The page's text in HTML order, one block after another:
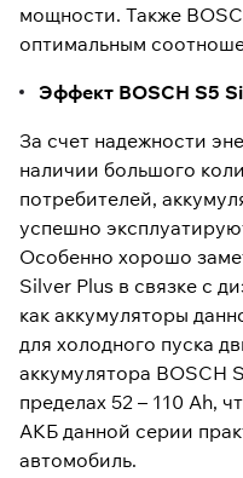
мощности. Также
оптимальным
Эффект BOSCH S5
За счет надежности
наличии большого
потребителей,
успешно
Особенно хорошо
Silver Plus в связке с
как аккумуляторы
для холодного пуска
аккумулятора BOSCH
пределах 52 – 110 Ah,
АКБ данной серии
автомобиль.